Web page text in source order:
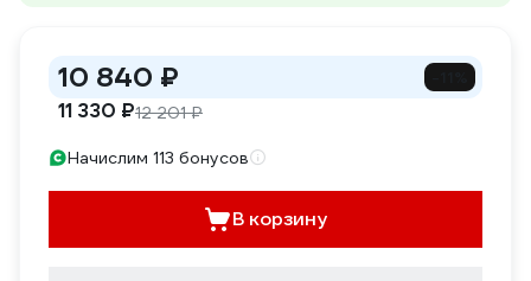
10 840 ₽
11 330 ₽12 201 ₽
Начислим 113 бонусов
В корзину